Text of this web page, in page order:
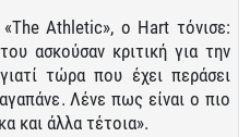
Athletic», ο Hart τόνισε:
ασκούσαν κριτική για την
τώρα που έχει περάσει
Λένε πως είναι ο πιο
και άλλα τέτοια».